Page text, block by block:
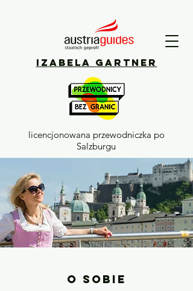
Izabela Gartner
licencjonowana przewodniczka po
Salzburgu
O Sobie